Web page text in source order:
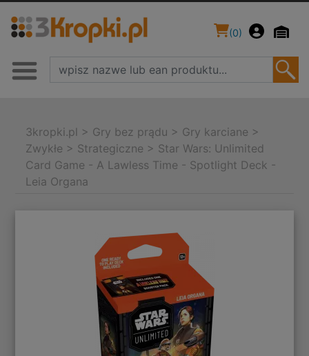
(0)
3kropki.pl > Gry bez prądu > Gry karciane >
Zwykłe > Strategiczne > Star Wars: Unlimited
Card Game - A Lawless Time - Spotlight Deck -
Leia Organa